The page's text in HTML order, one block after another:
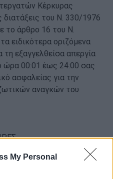
My Personal
Κέρκυρας
διατάξεις του Ν. 330/1976
το άρθρο 16 του Ν.
ειδικότερα οριζόμενα
εξαγγελθείσα απεργία
ώρα 00:01 έως 24:00 σας
ασφαλείας για την
αναγκών του